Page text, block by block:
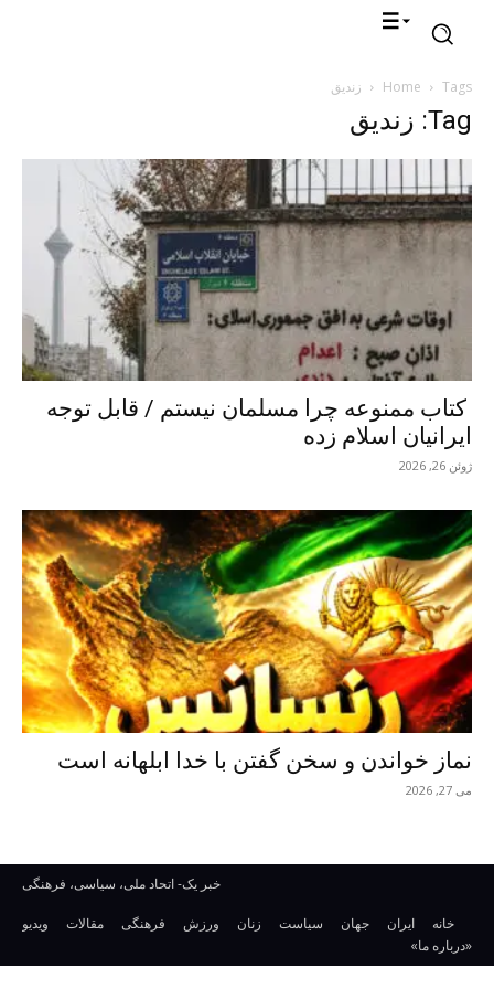
Home Tags زندیق
Tag: زندیق
کتاب ممنوعه چرا مسلمان نیستم / قابل توجه
ایرانیان اسلام زده
ژوئن 26, 2026
نماز خواندن و سخن گفتن با خدا ابلهانه است
می 27, 2026
خبر یک- اتحاد ملی، سیاسی، فرهنگی
خانه ایران جهان سیاست زنان ورزش فرهنگی مقالات
ویدیو
«درباره ما»